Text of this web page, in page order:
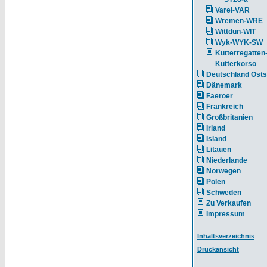
Varel-VAR
Wremen-WRE
Wittdün-WIT
Wyk-WYK-SW
Kutterregatten-
Kutterkorso
Deutschland
Dänemark
Faeroer
Frankreich
Großbritanien
Irland
Island
Litauen
Niederlande
Norwegen
Polen
Schweden
Zu Verkaufen
Impressum
Inhaltsverzeichnis
Druckansicht